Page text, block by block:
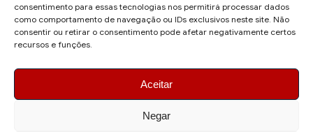
consentimento para essas tecnologias nos permitirá processar dados
como comportamento de navegação ou IDs exclusivos neste site. Não
consentir ou retirar o consentimento pode afetar negativamente certos
recursos e funções.
Aceitar
Negar
Sugestões de Pauta:
ronaldo.valentim150@gmail.com